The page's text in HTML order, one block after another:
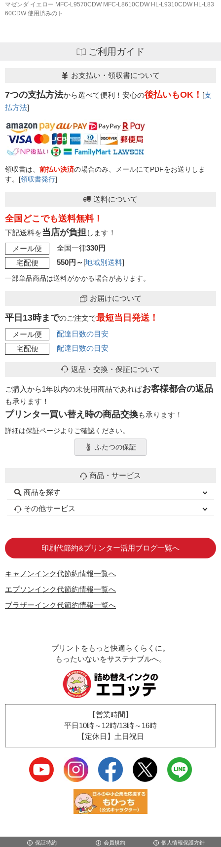
マゼンダ イエロー MFC-L9570CDW MFC-L8610CDW HL-L9310CDW HL-L83
60CDW 使用済みのト
ご利用ガイド
お支払い・領収書について
7つの支払方法から選べて便利！安心の後払いもOK！ [支
払方法]
領収書は、 前払い決済の場合のみ、メールにてPDFをお送りしま
す。[領収書発行]
送料について
全国どこでも送料無料！
下記送料を当店が負担 します！
メール便
全国一律330円
宅配便
550円～[地域別送料]
一部単品商品は送料がかかる場合があります。
お届けについて
平日13時までのご注文で最短当日発送！
メール便
配達日数の目安
宅配便
配達日数の目安
返品・交換・保証について
ご購入から1年以内の未使用商品であればお客様都合の返品
も承ります！
プリンター買い替え時の商品交換も承ります！
詳細は保証ページよりご確認ください。
ふたつの保証
商品・サービス
商品を探す
初心者用セット
キャノンインク
エプソンインク
ブラザーインク
詰め替えインク
互換インクボトル
互換インクカートリッジ
再生インクカートリッジ
トナーカートリッジ
その他サービス
印刷代節約&プリンター活用ブログ一覧へ
キャノンインク代節約情報一覧へ
エプソンインク代節約情報一覧へ
ブラザーインク代節約情報一覧へ
プリントをもっと快適らくらくに。
もったいないをサステナブルへ。
【営業時間】
平日10時～12時/13時～16時
【定休日】土日祝日
保証特約 会員規約 個人情報保護方針